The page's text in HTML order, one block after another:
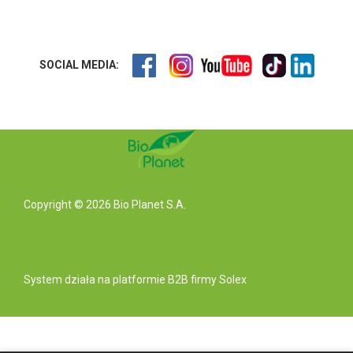
SOCIAL MEDIA:
Copyright © 2026 Bio Planet S.A.
System działa na platformie B2B firmy Solex